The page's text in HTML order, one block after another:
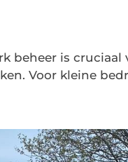
beheer is
Voor kleine